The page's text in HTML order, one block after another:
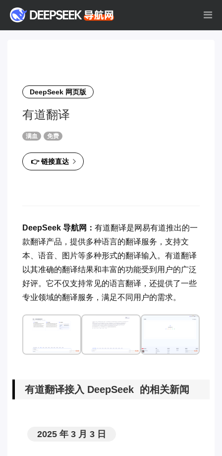
DeepSeek 网页版
有道翻译
满血 免费
👉 链接直达
DeepSeek 导航网： 有道翻译是网易有道推出的一
款翻译产品，提供多种语言的翻译服务，支持文
本、语音、图片等多种形式的翻译输入。有道翻译
以其准确的翻译结果和丰富的功能受到用户的广泛
好评。它不仅支持常见的语言翻译，还提供了一些
专业领域的翻译服务，满足不同用户的需求。
有道翻译接入 DeepSeek 的相关新闻
2025 年 3 月 3 日